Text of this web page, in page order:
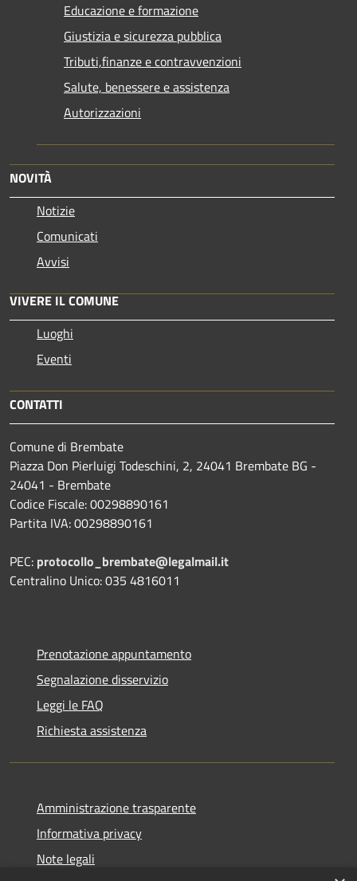
Educazione e formazione
Giustizia e sicurezza pubblica
Tributi,finanze e contravvenzioni
Salute, benessere e assistenza
Autorizzazioni
NOVITÀ
Notizie
Comunicati
Avvisi
VIVERE IL COMUNE
Luoghi
Eventi
CONTATTI
Comune di Brembate
Piazza Don Pierluigi Todeschini, 2, 24041 Brembate BG -
24041 - Brembate
Codice Fiscale: 00298890161
Partita IVA: 00298890161
PEC: protocollo_brembate@legalmail.it
Centralino Unico: 035 4816011
Prenotazione appuntamento
Segnalazione disservizio
Leggi le FAQ
Richiesta assistenza
Amministrazione trasparente
Informativa privacy
Note legali